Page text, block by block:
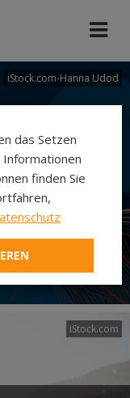
iStock.com-Hanna Udod
iStock.com
das Setzen
finden Sie